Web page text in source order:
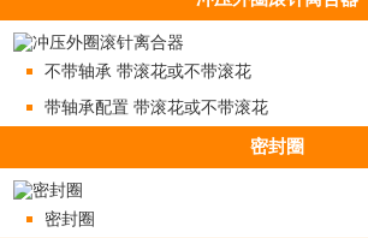
不带轴承 带滚花或不带滚花
带轴承配置 带滚花或不带滚花
密封圈
密封圈